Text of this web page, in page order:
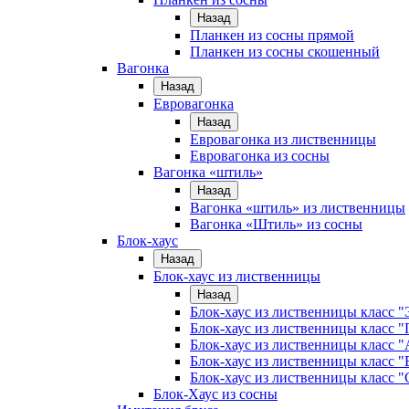
Назад
Планкен из сосны прямой
Планкен из сосны скошенный
Вагонка
Назад
Евровагонка
Назад
Евровагонка из лиственницы
Евровагонка из сосны
Вагонка «штиль»
Назад
Вагонка «штиль» из лиственницы
Вагонка «Штиль» из сосны
Блок-хаус
Назад
Блок-хаус из лиственницы
Назад
Блок-хаус из лиственницы класс
Блок-хаус из лиственницы класс
Блок-хаус из лиственницы класс
Блок-хаус из лиственницы класс
Блок-хаус из лиственницы класс
Блок-Хаус из сосны